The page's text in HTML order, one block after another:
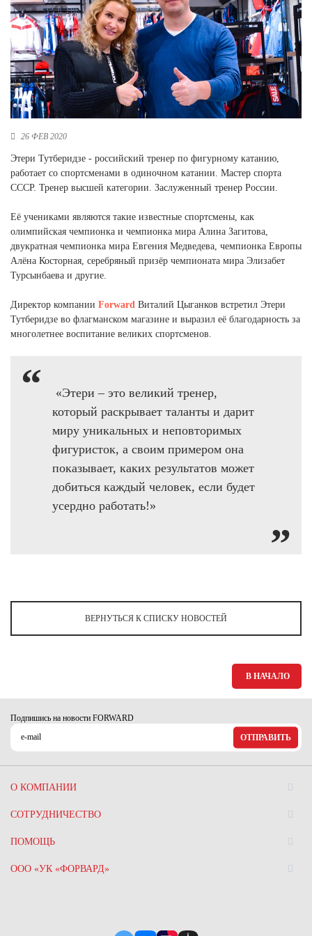
Новосибирская область (3)
Омская область (5)
Республика Башкортостан (3)
Республика Крым (1)
Республика Татарстан (2)
Ростовская область (2)
Самарская область (1)
Саратовская область (1)
Свердловская область (5)
Северная Осетия (2)
Ставропольский край (5)
Томская область (1)
Тульская область (1)
Тюменская область (3)
Хакасия (1)
Ханты-Мансийский автономный округ (3)
Челябинская область (2)
Ярославская область (1)
26 ФЕВ 2020
Этери Тутберидзе - российский тренер по фигурному катанию,
работает со спортсменами в одиночном катании. Мастер спорта
СССР. Тренер высшей категории. Заслуженный тренер России.
Её учениками являются такие известные спортсмены, как
олимпийская чемпионка и чемпионка мира Алина Загитова,
двукратная чемпионка мира Евгения Медведева, чемпионка Европы
Алёна Косторная, серебряный призёр чемпионата мира Элизабет
Турсынбаева и другие.
Директор компании Forward Виталий Цыганков встретил Этери
Тутберидзе во флагманском магазине и выразил её благодарность за
многолетнее воспитание великих спортсменов.
«Этери – это великий тренер,
который раскрывает таланты и дарит
миру уникальных и неповторимых
фигуристок, а своим примером она
показывает, каких результатов может
добиться каждый человек, если будет
усердно работать!»
ВЕРНУТЬСЯ К СПИСКУ НОВОСТЕЙ
В НАЧАЛО
Подпишись на новости FORWARD
ОТПРАВИТЬ
О КОМПАНИИ
СОТРУДНИЧЕСТВО
ПОМОЩЬ
ООО «УК «ФОРВАРД»